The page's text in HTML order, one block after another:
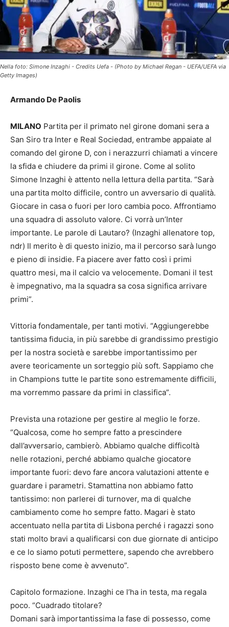
Nella foto: Simone Inzaghi - Credits Uefa - (Photo by Michael Regan - UEFA/UEFA via
Getty Images)
Armando De Paolis
MILANO Partita per il primato nel girone domani sera a
San Siro tra Inter e Real Sociedad, entrambe appaiate al
comando del girone D, con i nerazzurri chiamati a vincere
la sfida e chiudere da primi il girone. Come al solito
Simone Inzaghi è attento nella lettura della partita. “Sarà
una partita molto difficile, contro un avversario di qualità.
Giocare in casa o fuori per loro cambia poco. Affrontiamo
una squadra di assoluto valore. Ci vorrà un’Inter
importante. Le parole di Lautaro? (Inzaghi allenatore top,
ndr) Il merito è di questo inizio, ma il percorso sarà lungo
e pieno di insidie. Fa piacere aver fatto così i primi
quattro mesi, ma il calcio va velocemente. Domani il test
è impegnativo, ma la squadra sa cosa significa arrivare
primi”.
Vittoria fondamentale, per tanti motivi. “Aggiungerebbe
tantissima fiducia, in più sarebbe di grandissimo prestigio
per la nostra società e sarebbe importantissimo per
avere teoricamente un sorteggio più soft. Sappiamo che
in Champions tutte le partite sono estremamente difficili,
ma vorremmo passare da primi in classifica”.
Prevista una rotazione per gestire al meglio le forze.
“Qualcosa, come ho sempre fatto a prescindere
dall’avversario, cambierò. Abbiamo qualche difficoltà
nelle rotazioni, perché abbiamo qualche giocatore
importante fuori: devo fare ancora valutazioni attente e
guardare i parametri. Stamattina non abbiamo fatto
tantissimo: non parlerei di turnover, ma di qualche
cambiamento come ho sempre fatto. Magari è stato
accentuato nella partita di Lisbona perché i ragazzi sono
stati molto bravi a qualificarsi con due giornate di anticipo
e ce lo siamo potuti permettere, sapendo che avrebbero
risposto bene come è avvenuto”.
Capitolo formazione. Inzaghi ce l’ha in testa, ma regala
poco. “Cuadrado titolare?
Domani sarà importantissima la fase di possesso, come